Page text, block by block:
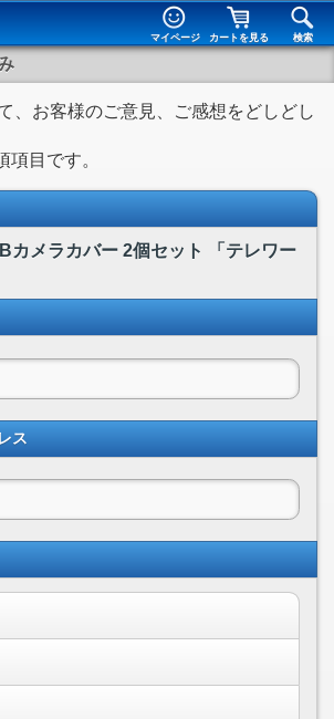
マイページ カートを見る 検索
、お客様のご意見、ご感想をどしどし
項目です。
カメラカバー 2個セット 「テレワー
ス